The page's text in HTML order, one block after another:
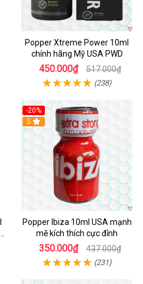
Popper Xtreme Power 10ml
chính hãng Mỹ USA PWD
450.000₫ 517.000₫
(238)
-20%
5
Popper Ibiza 10ml USA mạnh
mẽ kích thích cực đỉnh
350.000₫ 437.000₫
(231)